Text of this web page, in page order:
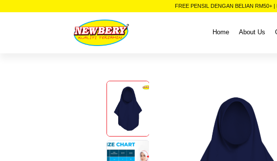
FREE PENSIL DENGAN BELIAN RM50+
Home About Us